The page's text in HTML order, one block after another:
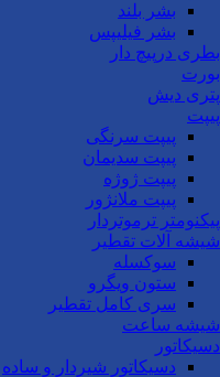
بشر بلند
بشر فیلیپس
بطری درپیچ دار
بورت
پتری دیش
پیپت
پیپت سرنگی
پیپت سدیمان
پیپت ژوژه
پیپت ملانژور
پیکنومتر ترموتردار
شیشه آلات تقطیر
سوکسله
ستون ویگرو
سری کامل تقطیر
شیشه ساعت
دسیکاتور
دسیکاتور شیردار و ساده